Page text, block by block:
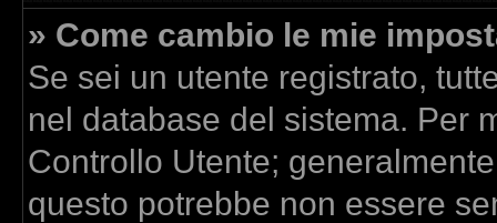
» Come cambio le mie
Se sei un utente registrato,
nel database del sistema. Per
Controllo Utente;
questo potrebbe non essere